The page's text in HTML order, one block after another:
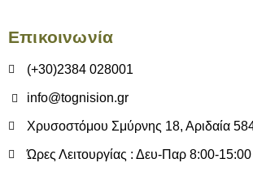
Επικοινωνία
(+30)2384 028001
info@tognision.gr
Χρυσοστόμου Σμύρνης 18, Αριδαία
Ώρες Λειτουργίας : Δευ-Παρ 8:00-15:00